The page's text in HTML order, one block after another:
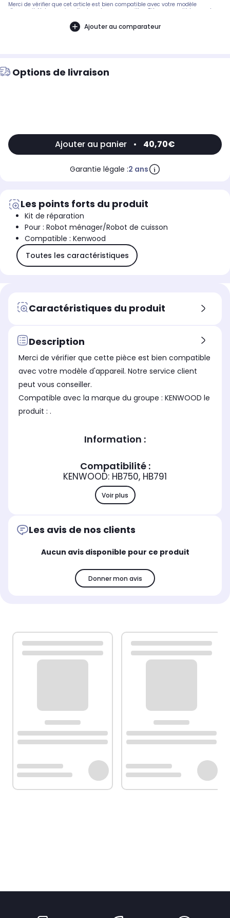
Merci de vérifier que cet article est bien compatible avec votre modèle
d'appareil. Notre service client peut vous conseiller. .Pièce compatible avec les
Ajouter au comparateur
Options de livraison
Ajouter au panier • 40,70€
Garantie légale :2 ans
Les points forts du produit
Kit de réparation
Pour : Robot ménager/Robot de cuisson
Compatible : Kenwood
Toutes les caractéristiques
Caractéristiques du produit
Description
Merci de vérifier que cette pièce est bien compatible
avec votre modèle d'appareil. Notre service client
peut vous conseiller.
Compatible avec la marque du groupe : KENWOOD le
produit : .
Information :
Compatibilité :
KENWOOD: HB750, HB791
Voir plus
Les avis de nos clients
Aucun avis disponible pour ce produit
Donner mon avis